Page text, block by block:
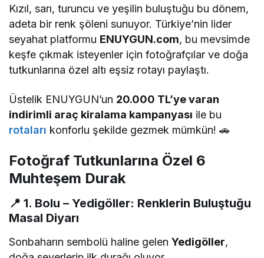
Kızıl, sarı, turuncu ve yeşilin buluştuğu bu dönem,
adeta bir renk şöleni sunuyor. Türkiye’nin lider
seyahat platformu ENUYGUN.com, bu mevsimde
keşfe çıkmak isteyenler için fotoğrafçılar ve doğa
tutkunlarına özel altı eşsiz rotayı paylaştı.
Üstelik ENUYGUN’un 20.000 TL’ye varan
indirimli araç kiralama kampanyası ile bu
rotaları konforlu şekilde gezmek mümkün! 🚗
Fotoğraf Tutkunlarına Özel 6
Muhteşem Durak
📍 1. Bolu – Yedigöller: Renklerin Buluştuğu
Masal Diyarı
Sonbaharın sembolü haline gelenYedigöller,